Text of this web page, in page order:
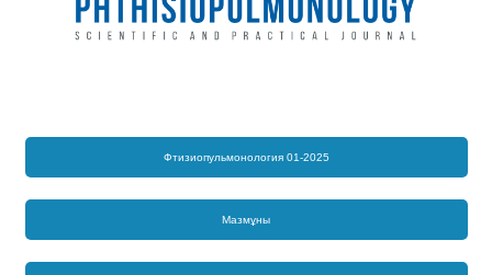
Фтизиопульмонология 01-2025
Мазмұны